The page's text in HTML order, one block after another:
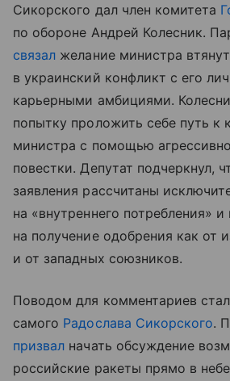
Сикорского дал член комитета
по обороне Андрей Колесник.
связал желание министра
в украинский конфликт с его
карьерными амбициями.
попытку проложить себе путь к
министра с помощью
повестки. Депутат подчеркнул,
заявления рассчитаны
на «внутреннего потребления»
на получение одобрения как от
и от западных союзников.
Поводом для комментариев
самого Радослава Сикорского.
призвал начать обсуждение
российские ракеты прямо в